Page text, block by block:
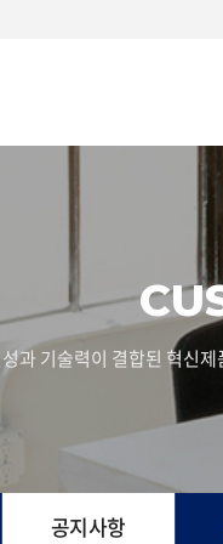
과 기술력이 결합된 혁신
공지사항